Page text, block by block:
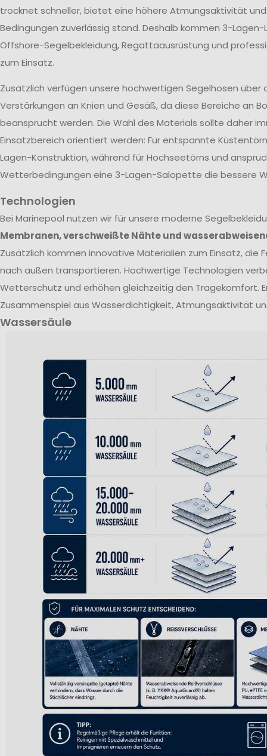
trocknet schneller, bietet eine höhere Atmungsaktivität
Bedingungen zuverlässig stand. Deshalb kommen 3-
Offshore-Segelbekleidung, Regattaausrüstung und
zum Einsatz.
Zusätzlich verfügen unsere hochwertigen Segelhosen über
Verstärkungen an Knien und Gesäß, da diese Bereiche an
beansprucht werden. Die Wahl des Materials sollte daher
Einsatzbereich orientiert werden: Für entspannte
Lagen-Konstruktion, während für Hochseetörns und
Wetterbedingungen eine 3-Lagen-Salopette die bessere
Technologien
Bei Marinepool nutzen wir für unsere moderne
Membranen, verschweißte Nähte und
Zusätzlich kommen innovative Materialien zum Einsatz, die
nach außen transportieren. Hochwertige Technologien
Wetterschutz und erhöhen gleichzeitig den Tragekomfort.
Zusammenspiel aus Wasserdichtigkeit, Atmungsaktivität
Wassersäule